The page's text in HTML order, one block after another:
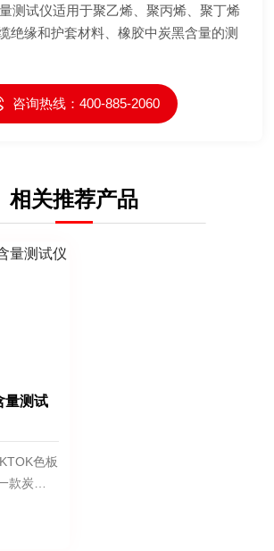
试仪适用于聚乙烯、聚丙烯、聚丁烯
缆绝缘和护套材料、橡胶中炭黑含量的测
咨询热线：400-885-2060
相关推荐产品
量测试
色板
款炭黑
新的